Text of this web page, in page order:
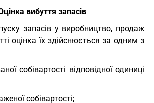
вибуття запасів
запасів у виробництво, продаж
оцінка їх здійснюється за одним з
собівартості відповідної одиниці
собівартості;